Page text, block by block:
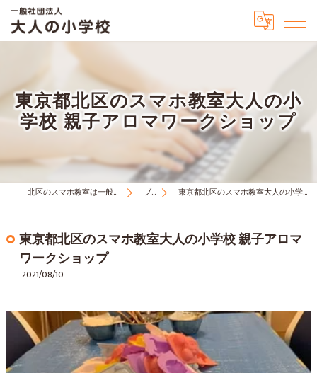
東京都北区のスマホ教室大人の小
学校 親子アロマワークショップ
北区のスマホ教室は一般社団法人大人の小学校 ブログ 東京都北区のスマホ教室大人の小学校 親子アロマワークショップ
東京都北区のスマホ教室大人の小学校 親子アロマ
ワークショップ
2021/08/10